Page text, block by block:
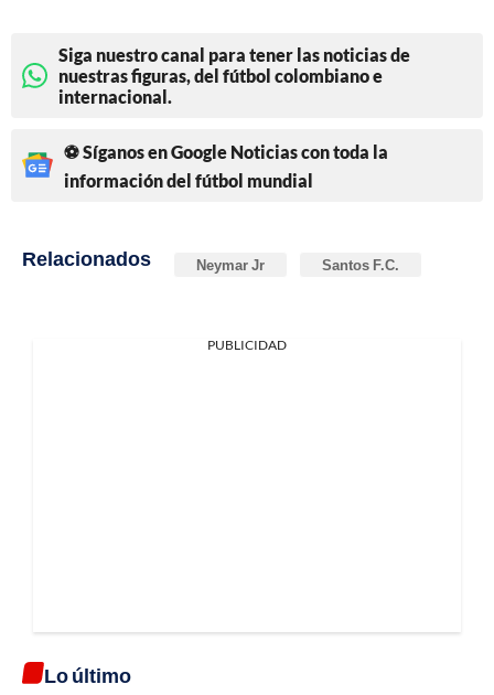
Siga nuestro canal para tener las noticias de
nuestras figuras, del fútbol colombiano e
internacional.
⚽ Síganos en Google Noticias con toda la
información del fútbol mundial
Relacionados Neymar Jr Santos F.C.
PUBLICIDAD
Lo último